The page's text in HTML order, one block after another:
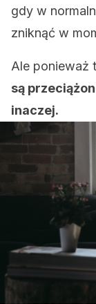
gdy w
zniknąć w
Ale ponieważ
są
inaczej.